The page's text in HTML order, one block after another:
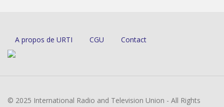
A propos de URTI CGU Contact
© 2025 International Radio and Television Union - All Rights